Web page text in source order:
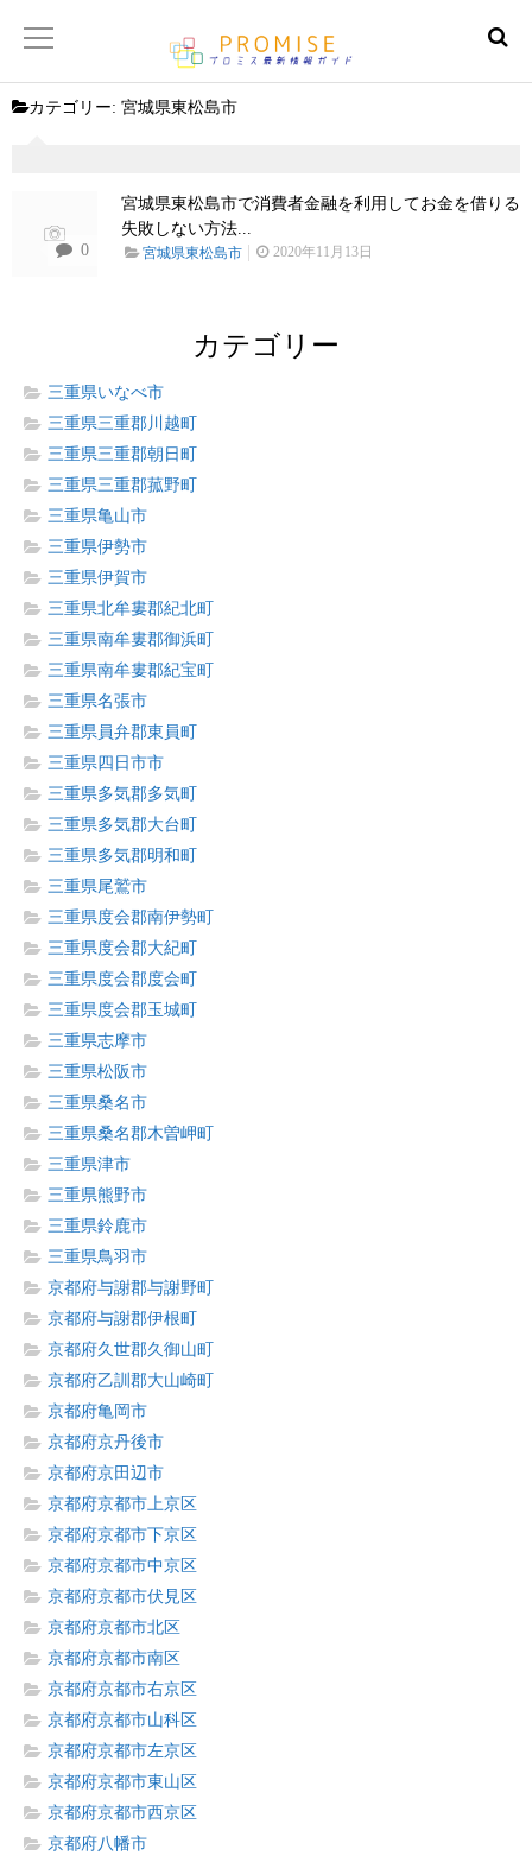
【サイトマップ】
カテゴリー: 宮城県東松島市
0
宮城県東松島市で消費者金融を利用してお金を借りる
失敗しない方法...
宮城県東松島市 2020年11月13日
カテゴリー
三重県いなべ市
三重県三重郡川越町
三重県三重郡朝日町
三重県三重郡菰野町
三重県亀山市
三重県伊勢市
三重県伊賀市
三重県北牟婁郡紀北町
三重県南牟婁郡御浜町
三重県南牟婁郡紀宝町
三重県名張市
三重県員弁郡東員町
三重県四日市市
三重県多気郡多気町
三重県多気郡大台町
三重県多気郡明和町
三重県尾鷲市
三重県度会郡南伊勢町
三重県度会郡大紀町
三重県度会郡度会町
三重県度会郡玉城町
三重県志摩市
三重県松阪市
三重県桑名市
三重県桑名郡木曽岬町
三重県津市
三重県熊野市
三重県鈴鹿市
三重県鳥羽市
京都府与謝郡与謝野町
京都府与謝郡伊根町
京都府久世郡久御山町
京都府乙訓郡大山崎町
京都府亀岡市
京都府京丹後市
京都府京田辺市
京都府京都市上京区
京都府京都市下京区
京都府京都市中京区
京都府京都市伏見区
京都府京都市北区
京都府京都市南区
京都府京都市右京区
京都府京都市山科区
京都府京都市左京区
京都府京都市東山区
京都府京都市西京区
京都府八幡市